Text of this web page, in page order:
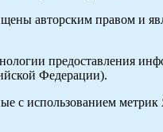
авторским правом и
предоставления
Федерации).
с использованием